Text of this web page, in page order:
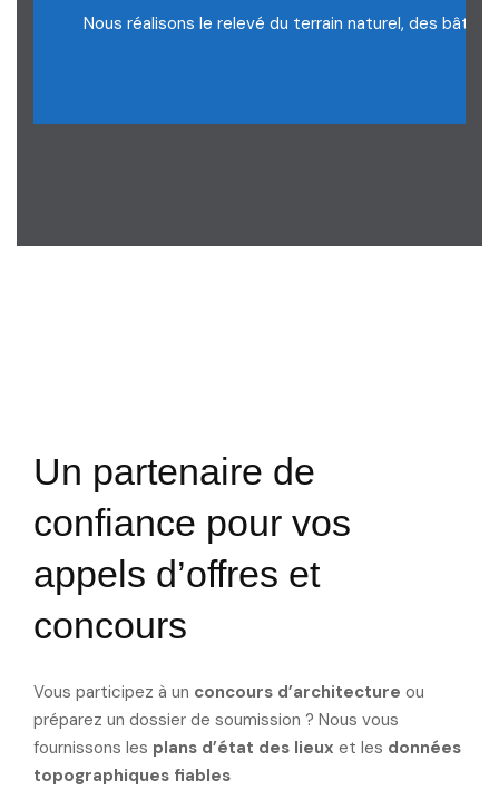
Nous réalisons le relevé du terrain naturel, des
Un partenaire de
confiance pour vos
appels d’offres et
concours
Vous participez à un concours d’architecture ou
préparez un dossier de soumission ? Nous vous
fournissons les plans d’état des lieux et les données
topographiques fiables